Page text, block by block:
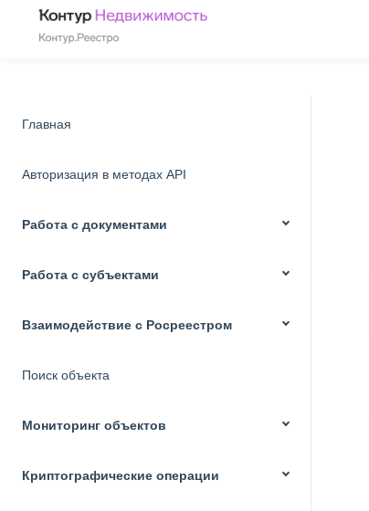
Главная
Авторизация в методах API
Работа с документами
Работа с субъектами
Взаимодействие с Росреестром
Поиск объекта
Мониторинг объектов
Криптографические операции